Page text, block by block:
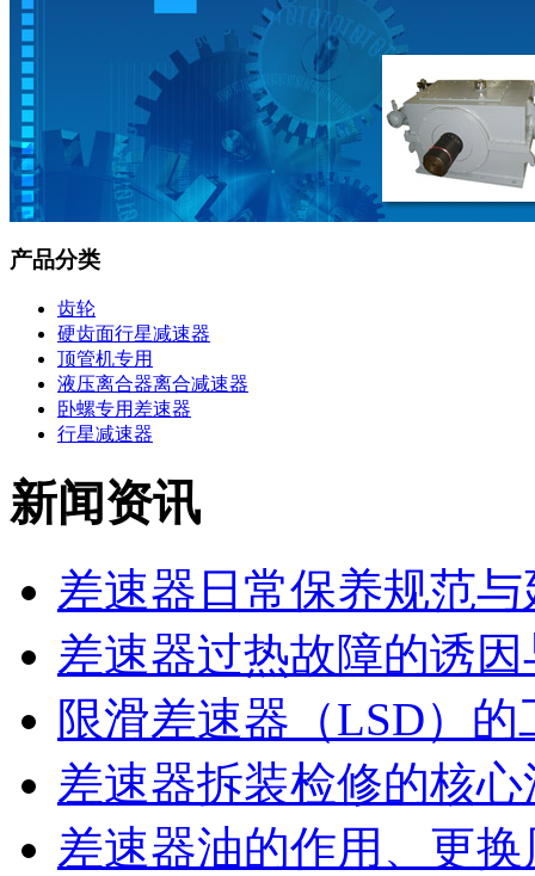
产品分类
齿轮
硬齿面行星减速器
顶管机专用
液压离合器离合减速器
卧螺专用差速器
行星减速器
新闻资讯
差速器日常保养规范
差速器过热故障的诱
限滑差速器（LSD）的
差速器拆装检修的核
差速器油的作用、更